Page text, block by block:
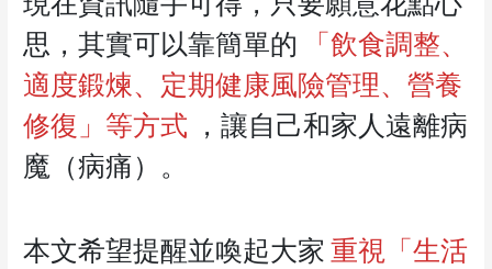
思，其實可以靠簡單的
「飲食調整、
適度鍛煉、定期健康風險管理、營養
修復」等方式 ，讓自己和家人遠離病
魔（病痛）。
本文希望提醒並喚起大家 重視「生活